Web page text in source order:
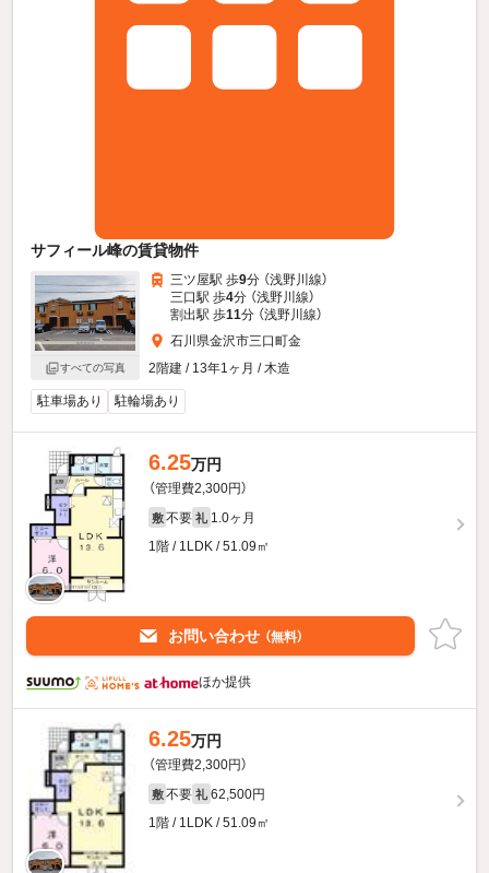
サフィール峰の賃貸物件
すべての写真
三ツ屋駅 歩9分 （浅野川線）
三口駅 歩4分 （浅野川線）
割出駅 歩11分 （浅野川線）
石川県金沢市三口町金
2階建 / 13年1ヶ月 / 木造
駐車場あり 駐輪場あり
6.25万円
（管理費2,300円）
敷 不要 礼 1.0ヶ月
1階 / 1LDK / 51.09㎡
お問い合わせ （無料）
ほか提供
6.25万円
（管理費2,300円）
敷 不要 礼 62,500円
1階 / 1LDK / 51.09㎡